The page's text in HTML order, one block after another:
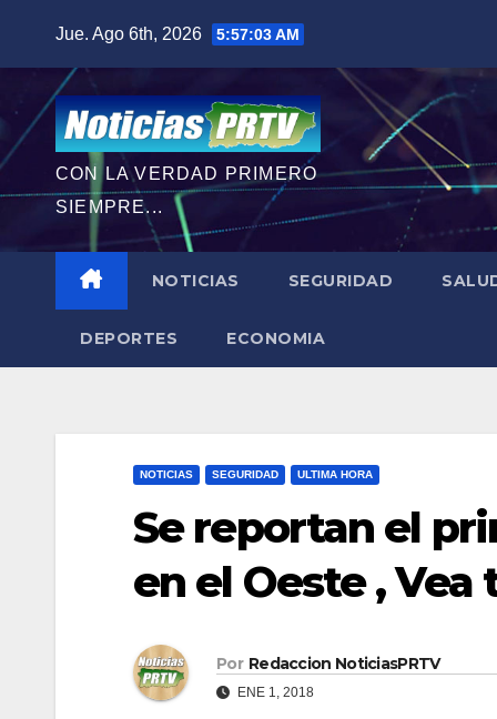
contenido
Jue. Ago 6th, 2026 5:57:05 AM
CON LA VERDAD PRIMERO
SIEMPRE...
NOTICIAS SEGURIDAD
DEPORTES ECONOMIA
NOTICIAS SEGURIDAD ULTIMA HORA
Se reportan el
en el Oeste ,
Por Redaccion NoticiasPRTV
ENE 1, 2018